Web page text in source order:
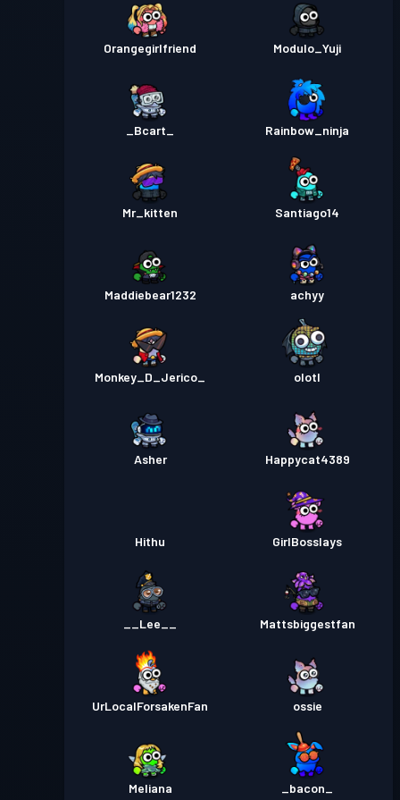
Orangegirlfriend Modulo_Yuji
_Bcart_ Rainbow_ninja
Mr_kitten Santiago14
Maddiebear1232 achyy
Monkey_D_Jerico_ olotl
Asher Happycat4389
Hithu GirlBosslays
__Lee__ Mattsbiggestfan
UrLocalForsakenFan ossie
Meliana _bacon_